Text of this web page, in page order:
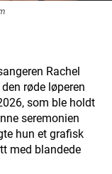
Rachel
røde løperen
som ble holdt
seremonien
hun et grafisk
med blandede